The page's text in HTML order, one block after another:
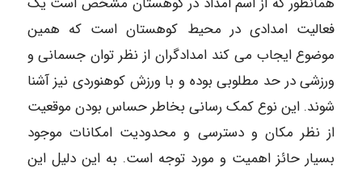
فعالیت امدادی در محیط کوهستان است که همین
موضوع ایجاب می کند امدادگران از نظر توان جسمانی و
ورزشی در حد مطلوبی بوده و با ورزش کوهنوردی نیز آشنا
شوند. این نوع کمک رسانی بخاطر حساس بودن موقعیت
از نظر مکان و دسترسی و محدودیت امکانات موجود
بسیار حائز اهمیت و مورد توجه است. به این دلیل این